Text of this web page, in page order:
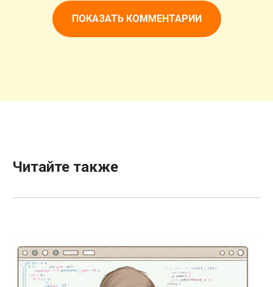
ПОКАЗАТЬ КОММЕНТАРИИ
Читайте также